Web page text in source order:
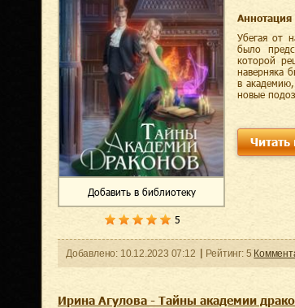
Добавить в библиотеку
5
Аннотация
Убегая от
было
которой
наверняка
в
новые
Читать
Добавленo: 10.12.2023 07:12 Рейтинг: 5
Ирина Агулова - Тайны академии